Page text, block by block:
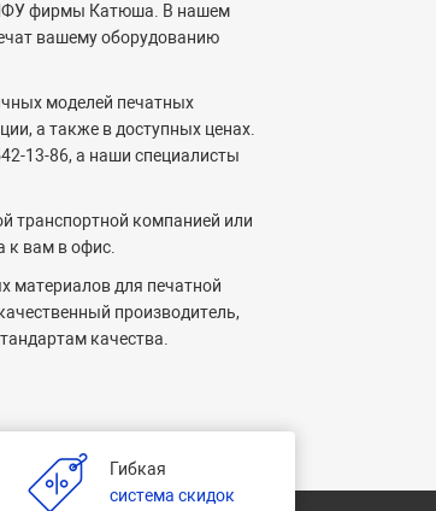
МФУ фирмы Катюша. В нашем
вашему оборудованию
моделей печатных
а также в доступных ценах.
13-86, а наши специалисты
транспортной компанией или
к вам в офис.
материалов для печатной
производитель,
качества.
Гибкая
система скидок